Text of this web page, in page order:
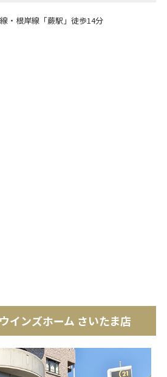
・根岸線「蕨駅」徒歩14分
インズホーム さいたま店